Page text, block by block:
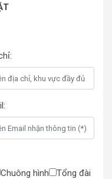
Chuông hình
Tổng đài